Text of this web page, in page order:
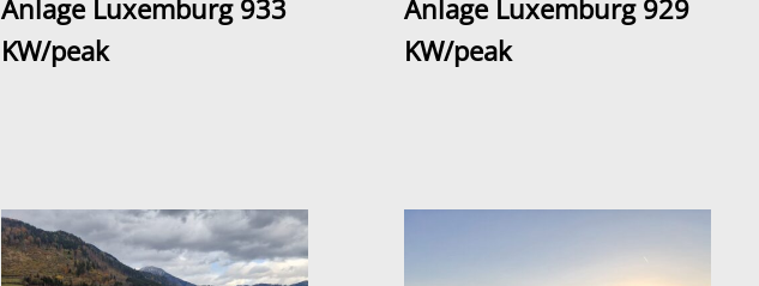
Anlage Luxemburg 933
KW/peak
Anlage Luxemburg 929
KW/peak